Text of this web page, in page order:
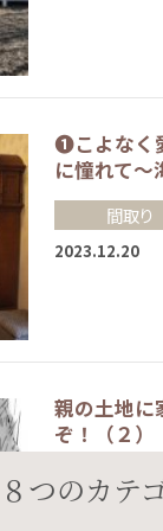
❶こよなく
に憧れて
間取り
2023.12.20
親の土地に
ぞ！（２）
の…
土地探し
つのカテ